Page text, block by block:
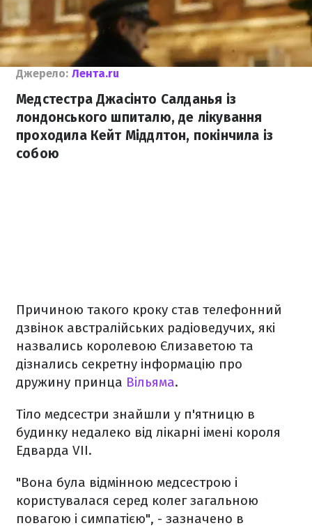
Джерело: Лента.ru
Медстестра Джасінто Салданья із
лондонського шпиталю, де лікування
проходила Кейт Міддлтон, покінчила із
собою
Причиною такого кроку став телефонний
дзвінок австралійських радіоведучих, які
назвались королевою Єлизаветою та
дізнались секретну інформацію про
дружину принца Вільяма.
Тіло медсестри знайшли у п'ятницю в
будинку недалеко від лікарні імені короля
Едварда VII.
"Вона була відмінною медсестрою і
користувалася серед колег загальною
повагою і симпатією", - зазначено в